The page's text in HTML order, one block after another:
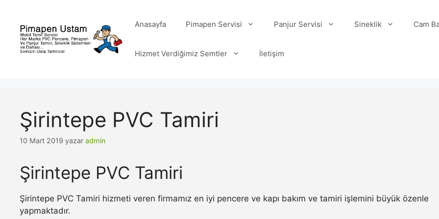
Anasayfa Pimapen Servisi Panjur Servisi Sineklik Cam
Hizmet Verdiğimiz Semtler İletişim
Şirintepe PVC Tamiri
10 Mart 2019 yazar admin
Şirintepe PVC Tamiri
Şirintepe PVC Tamiri hizmeti veren firmamız en iyi pencere ve kapı bakım ve tamiri işlemini büyük özenle
yapmaktadır.